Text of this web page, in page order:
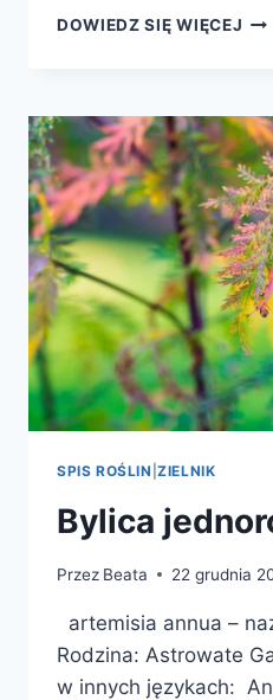
DOWIEDZ SIĘ WIĘCEJ
SPIS ROŚLIN |ZIELNIK
Bylica
Przez Beata 22 grudnia
artemisia annua –
Rodzina: Astrowate
w innych językach: